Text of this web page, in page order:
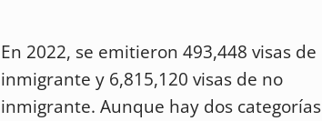
En 2022, se emitieron 493,448 visas de
inmigrante y 6,815,120 visas de no
inmigrante. Aunque hay dos categorías